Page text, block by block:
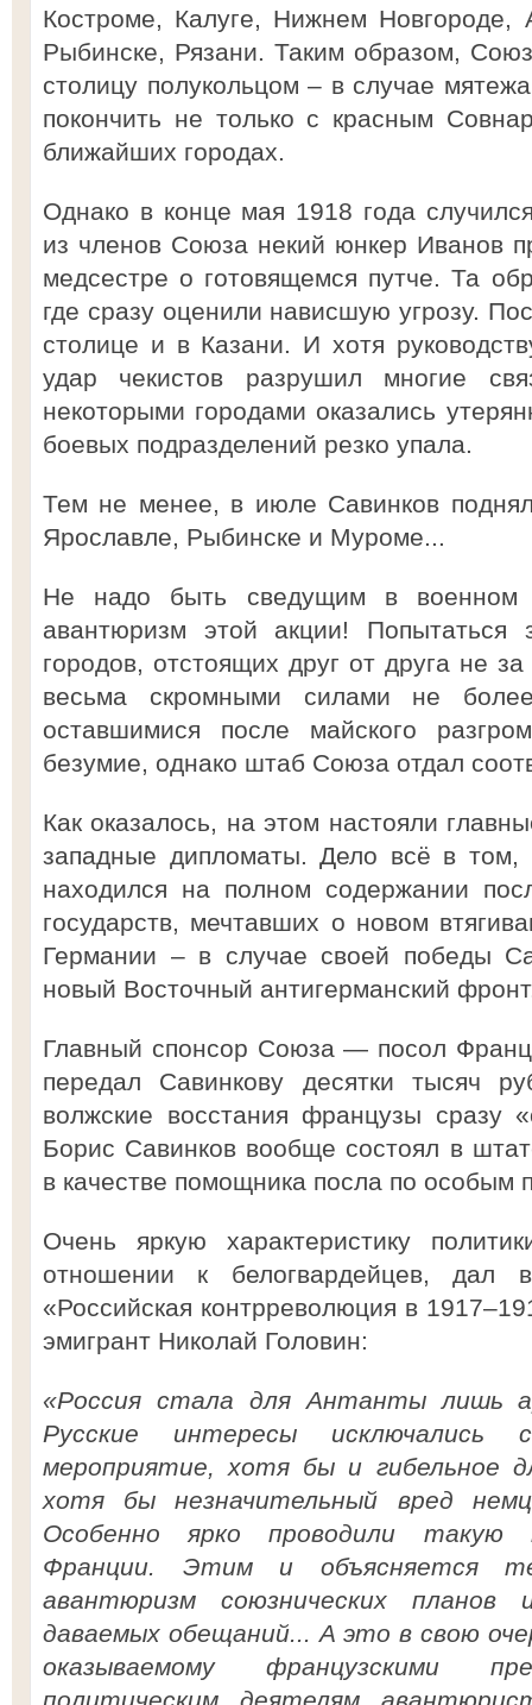
Костроме, Калуге, Нижнем
Рыбинске, Рязани. Таким образом,
столицу полукольцом – в случае
покончить не только с красным
ближайших городах.
Однако в конце мая 1918 года
из членов Союза некий юнкер Иванов
медсестре о готовящемся путче. Та
где сразу оценили нависшую угрозу.
столице и в Казани. И хотя
удар чекистов разрушил многие
некоторыми городами оказались
боевых подразделений резко упала.
Тем не менее, в июле Савинков
Ярославле, Рыбинске и Муроме...
Не надо быть сведущим в военном
авантюризм этой акции! Попытаться
городов, отстоящих друг от друга не
весьма скромными силами не
оставшимися после майского
безумие, однако штаб Союза отдал
Как оказалось, на этом настояли
западные дипломаты. Дело всё в
находился на полном содержании
государств, мечтавших о новом
Германии – в случае своей победы
новый Восточный антигерманский
Главный спонсор Союза — посол
передал Савинкову десятки тысяч
волжские восстания французы сразу
Борис Савинков вообще состоял в
в качестве помощника посла по особым
Очень яркую характеристику
отношении к белогвардейцев, дал
«Российская контрреволюция в
эмигрант Николай Головин:
«Россия стала для Антанты лишь
Русские интересы исключались
мероприятие, хотя бы и гибельное
хотя бы незначительный вред
Особенно ярко проводили такую
Франции. Этим и объясняется
авантюризм союзнических планов
даваемых обещаний... А это в свою
оказываемому французскими